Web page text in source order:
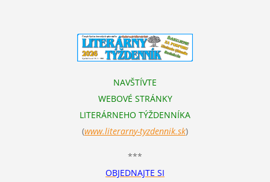
NAVŠTÍVTE
WEBOVÉ STRÁNKY
LITERÁRNEHO TÝŽDENNÍKA
(www.literarny-tyzdennik.sk)
***
OBJEDNAJTE SI